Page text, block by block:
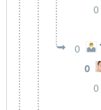
0
0
0
0